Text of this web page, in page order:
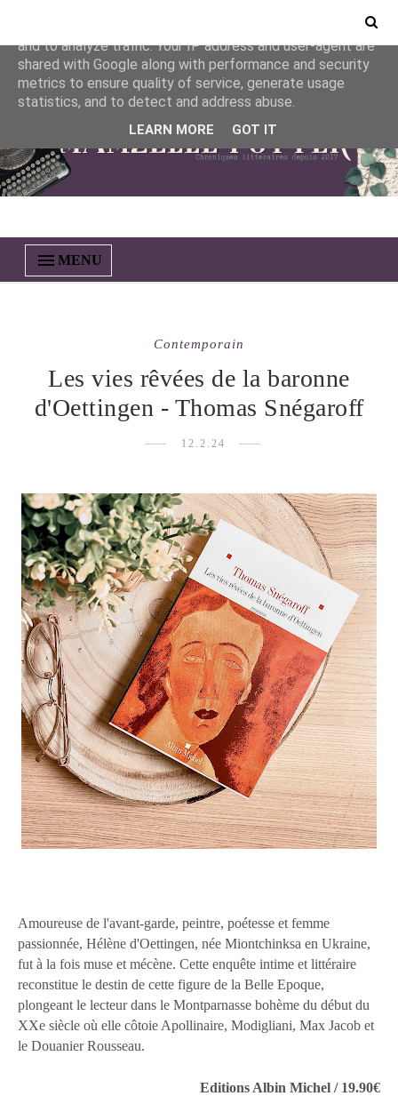
MENU
Contemporain
Les vies rêvées de la baronne
d'Oettingen - Thomas Snégaroff
12.2.24
Amoureuse de l'avant-garde, peintre, poétesse et femme
passionnée, Hélène d'Oettingen, née Miontchinksa en Ukraine,
fut à la fois muse et mécène. Cette enquête intime et littéraire
reconstitue le destin de cette figure de la Belle Epoque,
plongeant le lecteur dans le Montparnasse bohème du début du
XXe siècle où elle côtoie Apollinaire, Modigliani, Max Jacob et
le Douanier Rousseau.
Editions Albin Michel / 19.90€
This site uses cookies from Google to deliver its services
and to analyze traffic. Your IP address and user-agent are
shared with Google along with performance and security
metrics to ensure quality of service, generate usage
statistics, and to detect and address abuse.
LEARN MORE GOT IT